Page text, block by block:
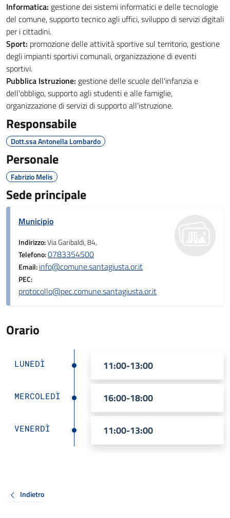
Informatica: gestione dei sistemi informatici e delle tecnologie
del comune, supporto tecnico agli uffici, sviluppo di servizi digitali
per i cittadini.
Sport: promozione delle attività sportive sul territorio, gestione
degli impianti sportivi comunali, organizzazione di eventi
sportivi.
Pubblica Istruzione: gestione delle scuole dell'infanzia e
dell'obbligo, supporto agli studenti e alle famiglie,
organizzazione di servizi di supporto all'istruzione.
Responsabile
Dott.ssa Antonella Lombardo
Personale
Fabrizio Melis
Sede principale
Municipio
Indirizzo:Via Garibaldi, 84,
Telefono:0783354500
Email:info@comune.santagiusta.or.it
PEC:
protocollo@pec.comune.santagiusta.or.it
Orario
LUNEDÌ 11:00-13:00
MERCOLEDÌ 16:00-18:00
VENERDÌ 11:00-13:00
Indietro